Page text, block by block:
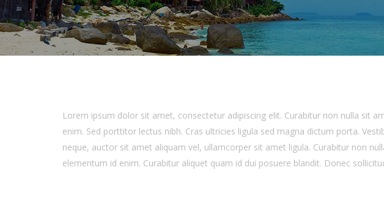
Lorem ipsum dolor sit amet, consectetur adipiscing elit. Curabitur non nulla sit
enim. Sed porttitor lectus nibh. Cras ultricies ligula sed magna dictum porta.
neque, auctor sit amet aliquam vel, ullamcorper sit amet ligula. Curabitur non
elementum id enim. Curabitur aliquet quam id dui posuere blandit. Donec